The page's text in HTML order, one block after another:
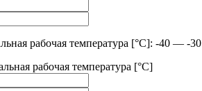
рабочая температура [°C]: -40 — -30
рабочая температура [°C]